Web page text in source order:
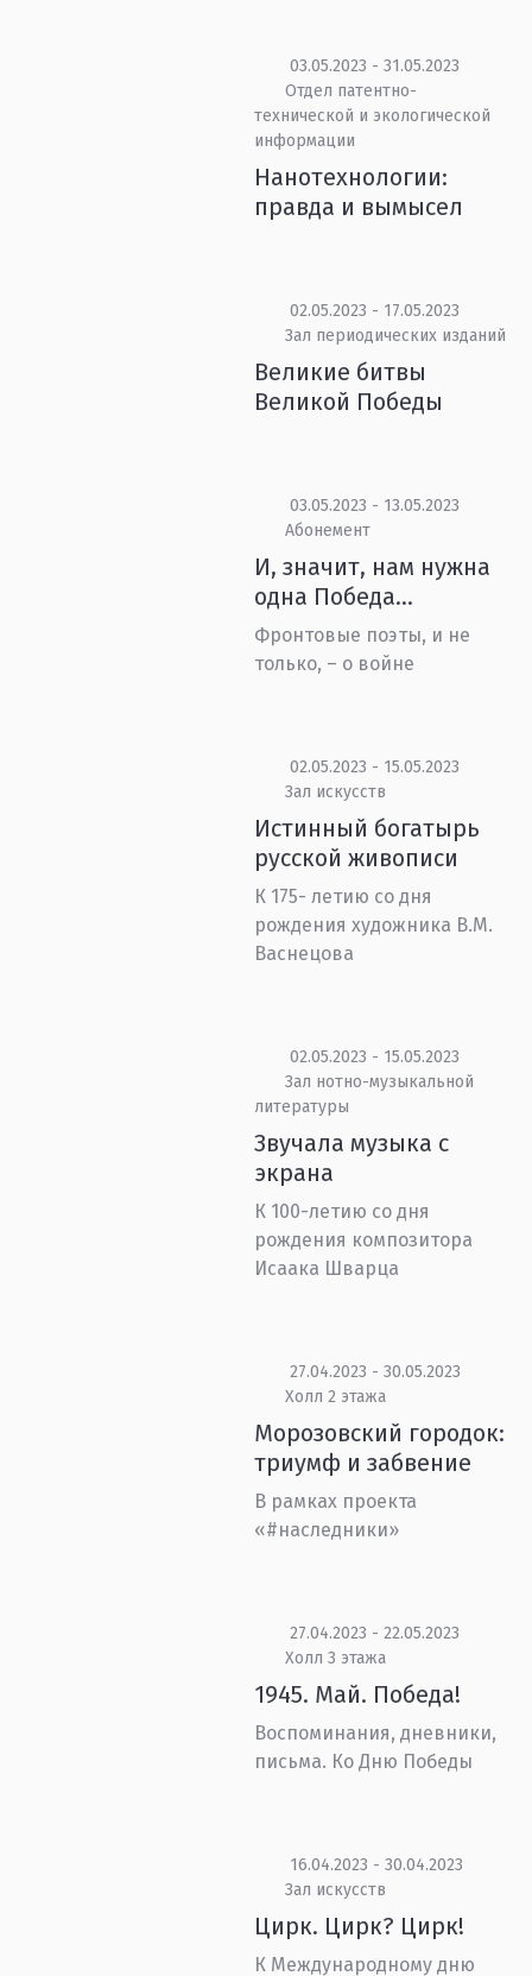
03.05.2023 - 31.05.2023
Отдел патентно-
технической и экологической
информации
Нанотехнологии:
правда и вымысел
02.05.2023 - 17.05.2023
Зал периодических изданий
Великие битвы
Великой Победы
03.05.2023 - 13.05.2023
Абонемент
И, значит, нам нужна
одна Победа…
Фронтовые поэты, и не
только, – о войне
02.05.2023 - 15.05.2023
Зал искусств
Истинный богатырь
русской живописи
К 175- летию со дня
рождения художника В.М.
Васнецова
02.05.2023 - 15.05.2023
Зал нотно-музыкальной
литературы
Звучала музыка с
экрана
К 100-летию со дня
рождения композитора
Исаака Шварца
27.04.2023 - 30.05.2023
Холл 2 этажа
Морозовский городок:
триумф и забвение
В рамках проекта
«#наследники»
27.04.2023 - 22.05.2023
Холл 3 этажа
1945. Май. Победа!
Воспоминания, дневники,
письма. Ко Дню Победы
16.04.2023 - 30.04.2023
Зал искусств
Цирк. Цирк? Цирк!
К Международному дню